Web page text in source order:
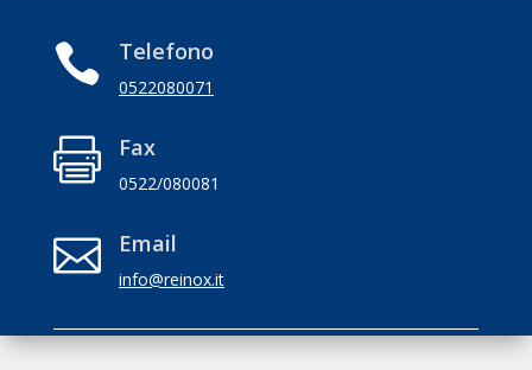
 Telefono
0522080071
 Fax
0522/080081
 Email
info@reinox.it